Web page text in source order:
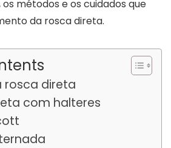
métodos e os cuidados que
da rosca direta.
rosca direta
com halteres